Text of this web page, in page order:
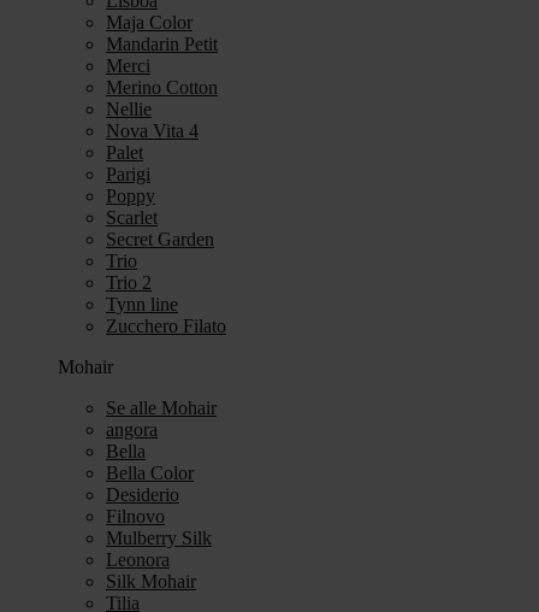
Maja Color
Mandarin Petit
Merci
Merino Cotton
Nellie
Nova Vita 4
Palet
Parigi
Poppy
Scarlet
Secret Garden
Trio
Trio 2
Tynn line
Zucchero Filato
Mohair
Se alle Mohair
angora
Bella
Bella Color
Desiderio
Filnovo
Mulberry Silk
Leonora
Silk Mohair
Tilia